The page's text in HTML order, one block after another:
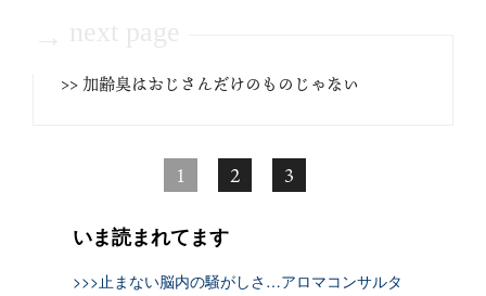
>> 加齢臭はおじさんだけのものじゃない
1 2 3
いま読まれてます
>>>止まない脳内の騒がしさ…アロマコンサルタ